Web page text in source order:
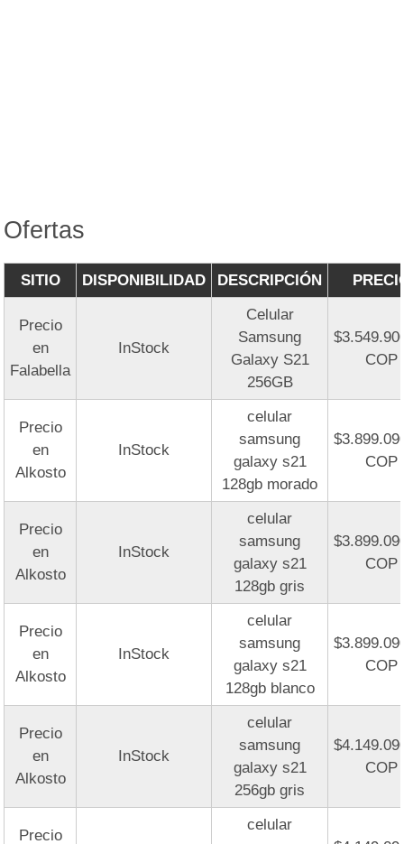
Ofertas
SITIO DISPONIBILIDAD DESCRIPCIÓN
Precio
en
Falabella
InStock
Celular
Samsung
Galaxy S21
256GB
COP
Precio
en
Alkosto
InStock
celular
samsung
galaxy s21
128gb morado
COP
Precio
en
Alkosto
InStock
celular
samsung
galaxy s21
128gb gris
COP
Precio
en
Alkosto
InStock
celular
samsung
galaxy s21
128gb blanco
COP
Precio
en
Alkosto
InStock
celular
samsung
galaxy s21
256gb gris
COP
Precio
celular